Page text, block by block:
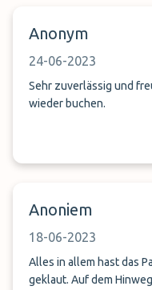
Beim zweiten Anruf
Kontakt herstellen
Minuten. Leider kam
der Mitarbeiten hat sie
Anonym
24-06-2023
Sehr zuverlässig und
wieder buchen.
Anoniem
18-06-2023
Alles in allem hast das
geklaut. Auf dem